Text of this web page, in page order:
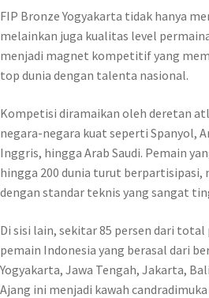
FIP Bronze Yogyakarta tidak hanya
melainkan juga kualitas level
menjadi magnet kompetitif yang
top dunia dengan talenta nasional.
Kompetisi diramaikan oleh deretan
negara-negara kuat seperti Spanyol,
Inggris, hingga Arab Saudi. Pemain
hingga 200 dunia turut
dengan standar teknis yang sangat
Di sisi lain, sekitar 85 persen dari
pemain Indonesia yang berasal dari
Yogyakarta, Jawa Tengah, Jakarta,
Ajang ini menjadi kawah